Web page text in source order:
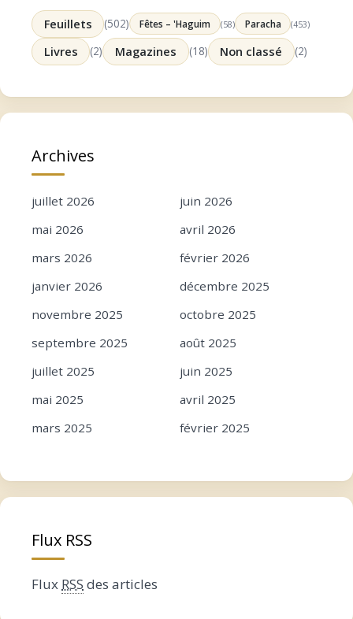
Feuillets (502) Fêtes – 'Haguim (58) Paracha (453)
Livres (2) Magazines (18) Non classé (2)
Archives
juillet 2026
juin 2026
mai 2026
avril 2026
mars 2026
février 2026
janvier 2026
décembre 2025
novembre 2025
octobre 2025
septembre 2025
août 2025
juillet 2025
juin 2025
mai 2025
avril 2025
mars 2025
février 2025
novembre 2024
octobre 2024
juillet 2024
mars 2024
Flux RSS
Flux RSS des articles